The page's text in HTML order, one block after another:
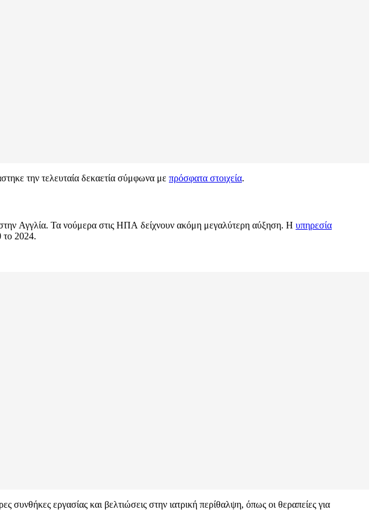
την τελευταία δεκαετία σύμφωνα με πρόσφατα στοιχεία.
Αγγλία. Τα νούμερα στις ΗΠΑ δείχνουν ακόμη μεγαλύτερη αύξηση. Η υπηρεσία
το 2024.
εργασίας και βελτιώσεις στην ιατρική περίθαλψη, όπως οι θεραπείες για